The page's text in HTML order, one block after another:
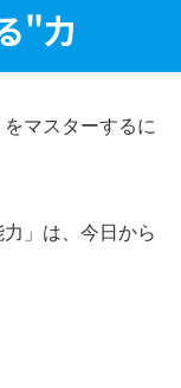
"力
マスターするに
」は、今日から